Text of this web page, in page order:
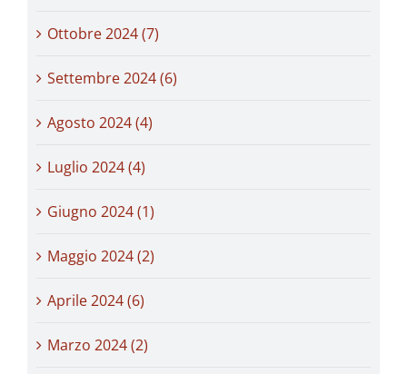
Ottobre 2024 (7)
Settembre 2024 (6)
Agosto 2024 (4)
Luglio 2024 (4)
Giugno 2024 (1)
Maggio 2024 (2)
Aprile 2024 (6)
Marzo 2024 (2)